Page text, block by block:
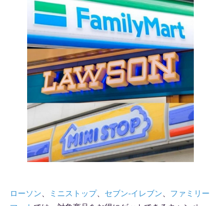
ローソン ミニストップ、 セブン-イレブン
ファミリー